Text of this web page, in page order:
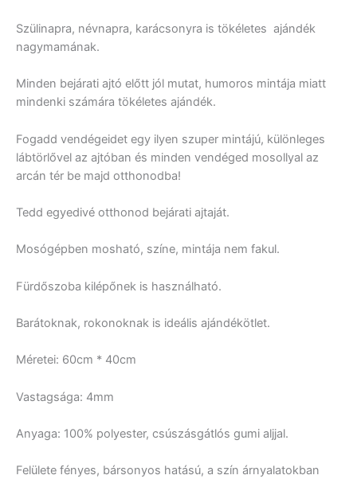
Szülinapra, névnapra, karácsonyra is tökéletes ajándék
nagymamának.
Minden bejárati ajtó előtt jól mutat, humoros mintája miatt
mindenki számára tökéletes ajándék.
Fogadd vendégeidet egy ilyen szuper mintájú, különleges
lábtörlővel az ajtóban és minden vendéged mosollyal az
arcán tér be majd otthonodba!
Tedd egyedivé otthonod bejárati ajtaját.
Mosógépben mosható, színe, mintája nem fakul.
Fürdőszoba kilépőnek is használható.
Barátoknak, rokonoknak is ideális ajándékötlet.
Méretei: 60cm * 40cm
Vastagsága: 4mm
Anyaga: 100% polyester, csúszásgátlós gumi aljjal.
Felülete fényes, bársonyos hatású, a szín árnyalatokban